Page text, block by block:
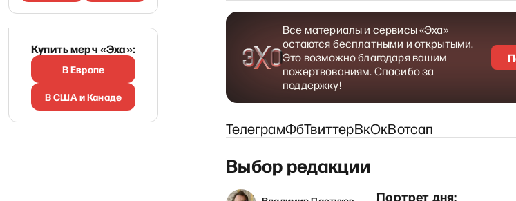
Купить мерч «Эха»:
В Европе
В США и Канаде
Все материалы и сервисы «Эха»
остаются бесплатными и открытыми.
Это возможно благодаря вашим
пожертвованиям. Спасибо за
поддержку!
ТелеграмФбТвиттерВкОкВотсап
Выбор редакции
Портрет дня: